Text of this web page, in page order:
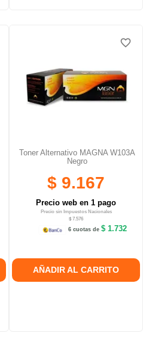
Toner Alternativo MAGNA W103A
Negro
$ 9.167
Precio web en 1 pago
Precio sin Impuestos Nacionales
$ 7.576
6 cuotas de $ 1.732
AÑADIR AL CARRITO
favorite_border
favorite_border
favorite_border